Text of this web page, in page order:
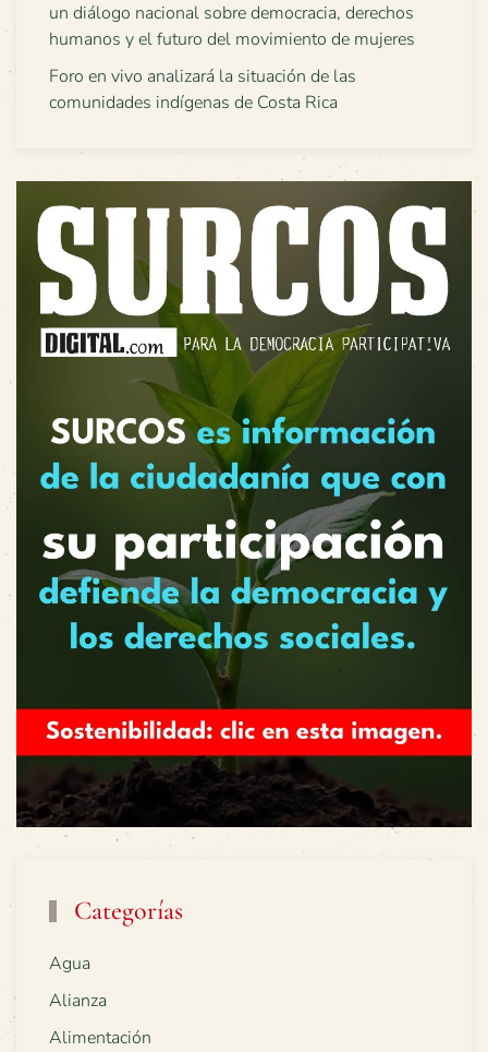
un diálogo nacional sobre democracia, derechos
humanos y el futuro del movimiento de mujeres
Foro en vivo analizará la situación de las
comunidades indígenas de Costa Rica
Categorías
Agua
Alianza
Alimentación